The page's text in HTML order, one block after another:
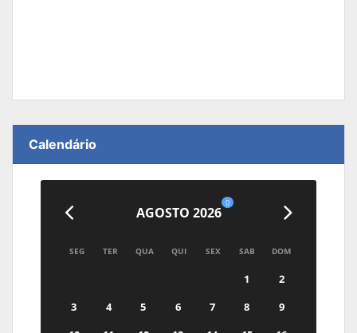
Calendário
AGOSTO 2026
0
SEG TER QUA QUI SEX SAB DOM
1
2
3
4 5 6 7 8
9